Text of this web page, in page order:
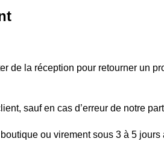
de la réception pour retourner un
sauf en cas d’erreur de notre
ou virement sous 3 à 5